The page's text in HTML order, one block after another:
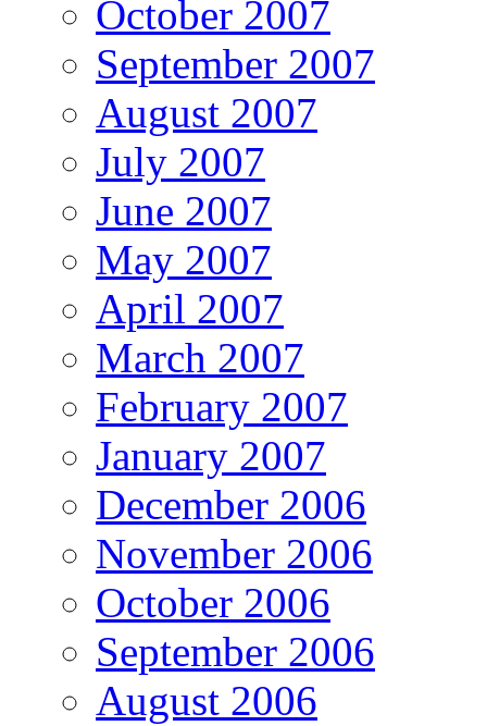
October 2007
September 2007
August 2007
July 2007
June 2007
May 2007
April 2007
March 2007
February 2007
January 2007
December 2006
November 2006
October 2006
September 2006
August 2006